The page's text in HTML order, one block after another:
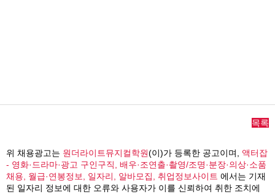
목록
위 채용광고는 원더라이트뮤지컬학원(이)가 등록한 공고이며, 액터잡
- 영화·드라마·광고 구인구직, 배우·조연출·촬영/조명·분장·의상·소품
채용, 월급·연봉정보, 일자리, 알바모집, 취업정보사이트 에서는 기재
된 일자리 정보에 대한 오류와 사용자가 이를 신뢰하여 취한 조치에